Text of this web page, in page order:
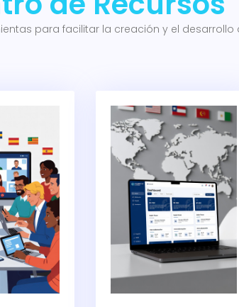
para facilitar la creación y el desarrollo